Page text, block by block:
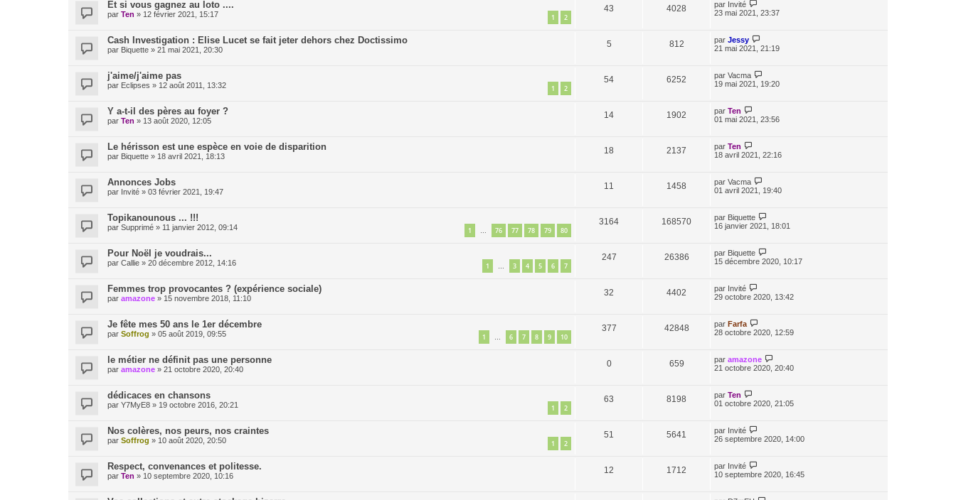
Et si vous gagnez au loto ....
par Ten » 12 février 2021, 15:17 1 2
43 4028 par Invité
23 mai 2021, 23:37
Cash Investigation : Elise Lucet se fait jeter dehors chez Doctissimo
par Biquette » 21 mai 2021, 20:30
5 812 par Jessy
21 mai 2021, 21:19
j'aime/j'aime pas
par Eclipses » 12 août 2011, 13:32 1 2
54 6252 par Vacma
19 mai 2021, 19:20
Y a-t-il des pères au foyer ?
par Ten » 13 août 2020, 12:05
14 1902 par Ten
01 mai 2021, 23:56
Le hérisson est une espèce en voie de disparition
par Biquette » 18 avril 2021, 18:13
18 2137 par Ten
18 avril 2021, 22:16
Annonces Jobs
par Invité » 03 février 2021, 19:47
11 1458 par Vacma
01 avril 2021, 19:40
Topikanounous ... !!!
par Supprimé » 11 janvier 2012, 09:14 1 … 76 77 78 79 80
3164 168570 par Biquette
16 janvier 2021, 18:01
Pour Noël je voudrais...
par Callie » 20 décembre 2012, 14:16 1 … 3 4 5 6 7
247 26386 par Biquette
15 décembre 2020, 10:17
Femmes trop provocantes ? (expérience sociale)
par amazone » 15 novembre 2018, 11:10
32 4402 par Invité
29 octobre 2020, 13:42
Je fête mes 50 ans le 1er décembre
par Soffrog » 05 août 2019, 09:55 1 … 6 7 8 9 10
377 42848 par Farfa
28 octobre 2020, 12:59
le métier ne définit pas une personne
par amazone » 21 octobre 2020, 20:40
0 659 par amazone
21 octobre 2020, 20:40
dédicaces en chansons
par Y7MyE8 » 19 octobre 2016, 20:21 1 2
63 8198 par Ten
01 octobre 2020, 21:05
Nos colères, nos peurs, nos craintes
par Soffrog » 10 août 2020, 20:50 1 2
51 5641 par Invité
26 septembre 2020, 14:00
Respect, convenances et politesse.
par Ten » 10 septembre 2020, 10:16
12 1712 par Invité
10 septembre 2020, 16:45